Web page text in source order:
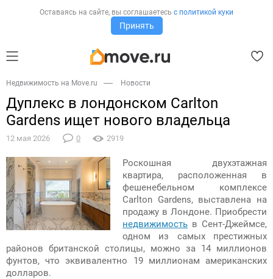
Оставаясь на сайте, вы соглашаетесь с политикой куки
Принять
Недвижимость на Move.ru Новости
Дуплекс в лондонском Carlton
Gardens ищет нового владельца
12 мая 2026 0 2919
Роскошная двухэтажная
квартира, расположенная в
фешенебельном комплексе
Carlton Gardens, выставлена на
продажу в Лондоне. Приобрести
недвижимость в Сент-Джеймсе,
одном из самых престижных
районов британской столицы, можно за 14 миллионов
фунтов, что эквивалентно 19 миллионам американских
долларов.